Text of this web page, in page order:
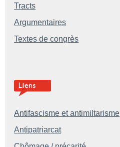
Tracts
Argumentaires
Textes de congrès
Antifascisme et antimiltarisme
Antipatriarcat